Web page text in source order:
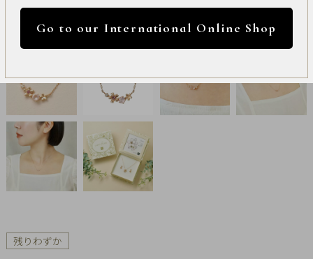
残りわずか
Online
Shop
Item
ALL
Necklace
Pierced
Earrings
Go to our International Online Shop